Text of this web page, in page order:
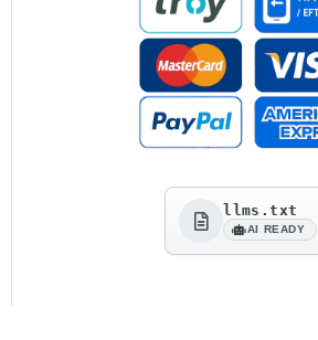
llms.txt
AI READY